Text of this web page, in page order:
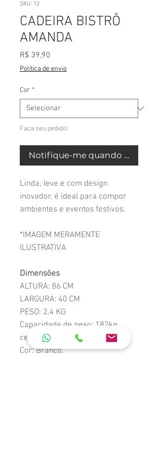
SKU: 12
CADEIRA BISTRÔ
AMANDA
R$ 39,90
Política de envio
Cor *
Faça seu pedido!
Notifique-me quando estiver
Linda, leve e com design
inovador, é ideal para compor
ambientes e eventos festivos.
*IMAGEM MERAMENTE
ILUSTRATIVA
Dimensões ​​
ALTURA: 86 CM
LARGURA: 40 CM
PESO: 2,4 KG
Capacidade de peso: 182kg
certificada pelo INMETRO
Cor: Branco.